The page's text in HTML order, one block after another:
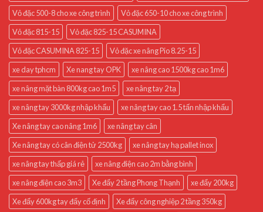
Vỏ đặc 500-8 cho xe công trình
Vỏ đặc 650-10 cho xe công trình
Vỏ đặc 815-15
Vỏ đặc 825-15 CASUMINA
Vỏ đặc CASUMINA 825-15
Vỏ đặc xe nâng Pio 8.25-15
xe day tphcm
Xe nang tay OPK
xe nâng cao 1500kg cao 1m6
xe nâng mặt bàn 800kg cao 1m5
xe nâng tay 2 tạ
xe nâng tay 3000kg nhập khẩu
xe nâng tay cao 1.5 tấn nhập khẩu
Xe nâng tay cao nâng 1m6
xe nâng tay cân
Xe nâng tay có cân điện tử 2500kg
xe nâng tay hạ pallet inox
xe nâng tay thấp giá rẻ
xe nâng điện cao 2m bằng bình
xe nâng điện cao 3m3
Xe đẩy 2 tầng Phong Thạnh
xe đẩy 200kg
Xe đẩy 600kg tay đẩy cố định
Xe đẩy công nghiệp 2 tầng 350kg